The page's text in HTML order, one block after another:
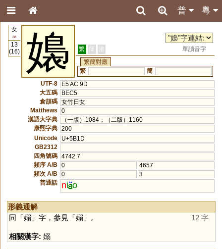
粵
普
女
38
13
(16)
嬝 繁 簡 港
單讀音字
繁簡對應
繁
簡
UTF-8
E5 AC 9D
大五碼
BEC5
倉頡碼 女竹日女
Matthews
0
漢語大字典
（一版）1084；（二版）1160
康熙字典 200
Unicode
U+5B1D
GB2312
四角號碼 4742.7
頻序 A/B
0
4657
頻次 A/B
0
3
普通話
ni o
形義通解
同「嫋」字，參見「嫋」。 12 字
相關漢字: 嫋